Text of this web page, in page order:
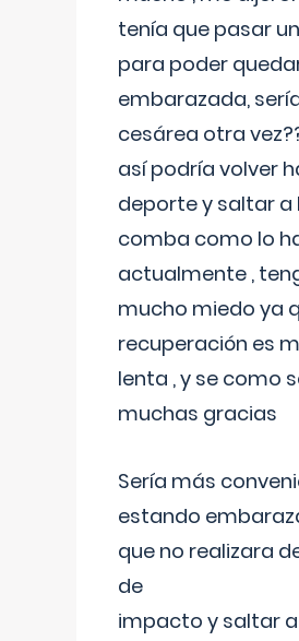
tenía que pasar
para poder
embarazada,
cesárea otra
así podría volver
deporte y saltar a
comba como lo
actualmente ,
mucho miedo ya
recuperación es
lenta , y se como
muchas gracias
Sería más
estando
que no realizara
de
impacto y saltar